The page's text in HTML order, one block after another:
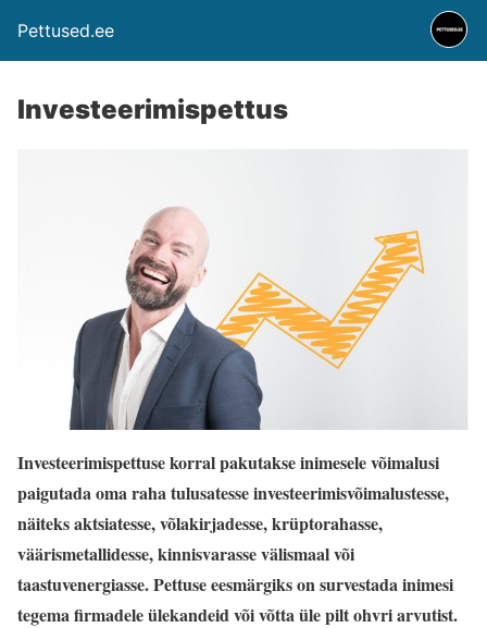
Pettused.ee
Investeerimispettus
Investeerimispettuse korral pakutakse inimesele võimalusi
paigutada oma raha tulusatesse investeerimisvõimalustesse,
näiteks aktsiatesse, võlakirjadesse, krüptorahasse,
väärismetallidesse, kinnisvarasse välismaal või
taastuvenergiasse. Pettuse eesmärgiks on survestada inimesi
tegema firmadele ülekandeid või võtta üle pilt ohvri arvutist.